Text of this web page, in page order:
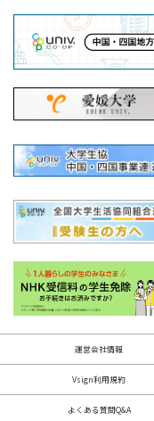
運営会社情報
Vsign利用規約
よくある質問Q&A